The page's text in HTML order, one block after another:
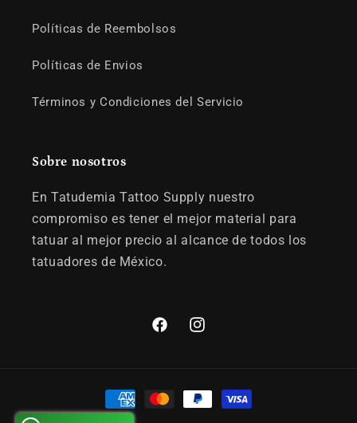
Políticas de Reembolsos
Políticas de Envios
Términos y Condiciones del Servicio
Sobre nosotros
En Tatudemia Tattoo Supply nuestro
compromiso es tener el mejor material para
tatuar al mejor precio al alcance de todos los
tatuadores de México.
FacebookInstagram
Formas
de